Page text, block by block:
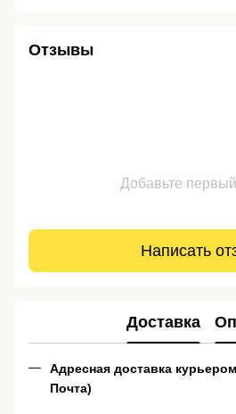
Отзывы
Добавьте
Написать
Доставка
Адресная доставка
Почта)